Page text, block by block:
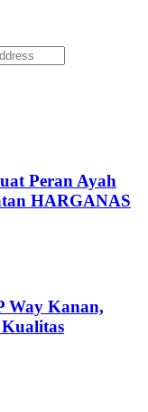
Peran Ayah
HARGANAS
Way Kanan,